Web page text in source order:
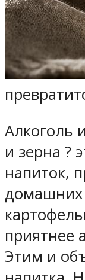
Алкоголь
и зерна ?
напиток,
домашних
приятнее
Этим и